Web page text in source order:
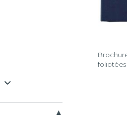
et
main
foliotées